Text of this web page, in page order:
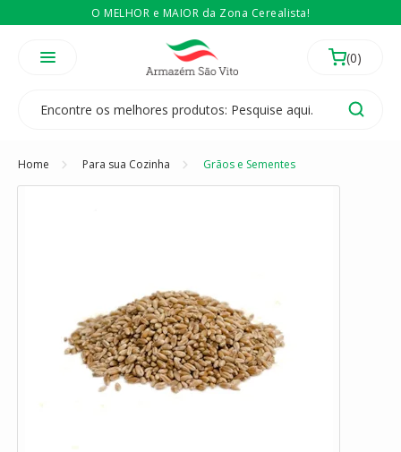
O MELHOR e MAIOR da Zona Cerealista!
Temos 3 lojas físicas na Zona Cerealista de São Paulo!
É revendedor? EntãoCompre no atacado
Home Para sua Cozinha Grãos e Sementes